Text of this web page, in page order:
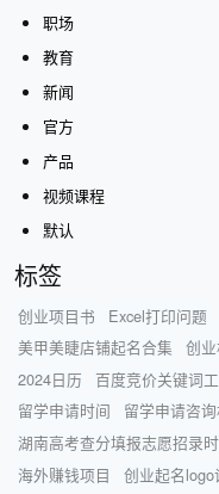
职场
教育
新闻
官方
产品
视频课程
默认
标签
创业项目书 Excel打印问题
美甲美睫店铺起名合集
创
2024日历
百度竞价关键词
留学申请时间
留学申请咨
湖南高考查分填报志愿招录
海外赚钱项目
创业起名logo